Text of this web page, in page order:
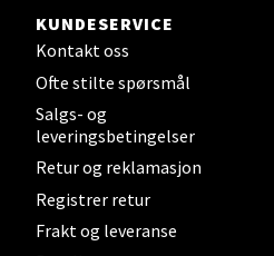
KUNDESERVICE
Kontakt oss
Ofte stilte spørsmål
Salgs- og
leveringsbetingelser
Retur og reklamasjon
Registrer retur
Frakt og leveranse